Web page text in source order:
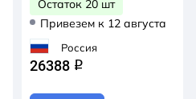
Остаток 20 шт
Привезем к 12 августа
Россия
26388 q